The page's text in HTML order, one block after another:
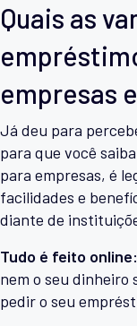
Quais as
empresas
Já deu para
para que você
para empresas, é
facilidades e
diante de
Tudo é feito online:
nem o seu dinheiro
pedir o seu